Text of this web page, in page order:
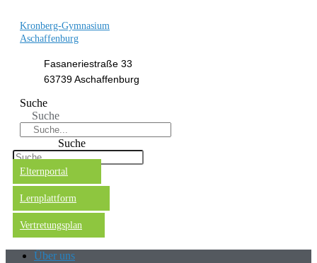
Kronberg-Gymnasium
Aschaffenburg
Fasaneriestraße 33
63739 Aschaffenburg
Suche
Suche
Suche
Elternportal
Lernplattform
Vertretungsplan
Über uns